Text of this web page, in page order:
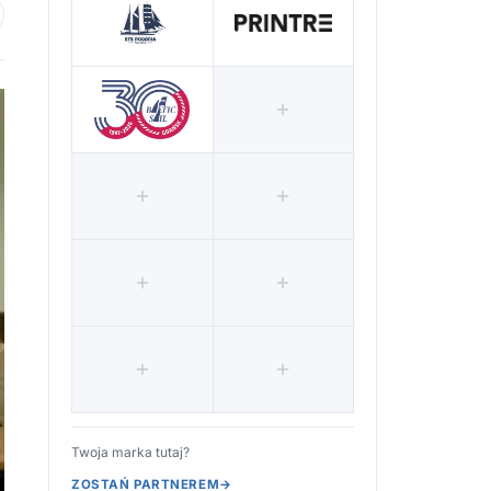
ulubionych
Twoja marka tutaj?
ZOSTAŃ PARTNEREM→